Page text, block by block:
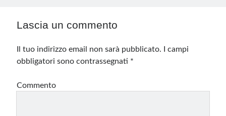
Lascia un commento
Il tuo indirizzo email non sarà pubblicato.
I campi
obbligatori sono contrassegnati *
Commento